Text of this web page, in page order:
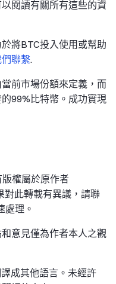
閱讀有關所有這些的資
將BTC投入使用或幫助
聯繫.
前市場份額來定義，而
99%比特幣。成功實現
版權屬於原作者
對此轉載有異議，請聯
處理。
意見僅為作者本人之觀
成其他語言。未經許